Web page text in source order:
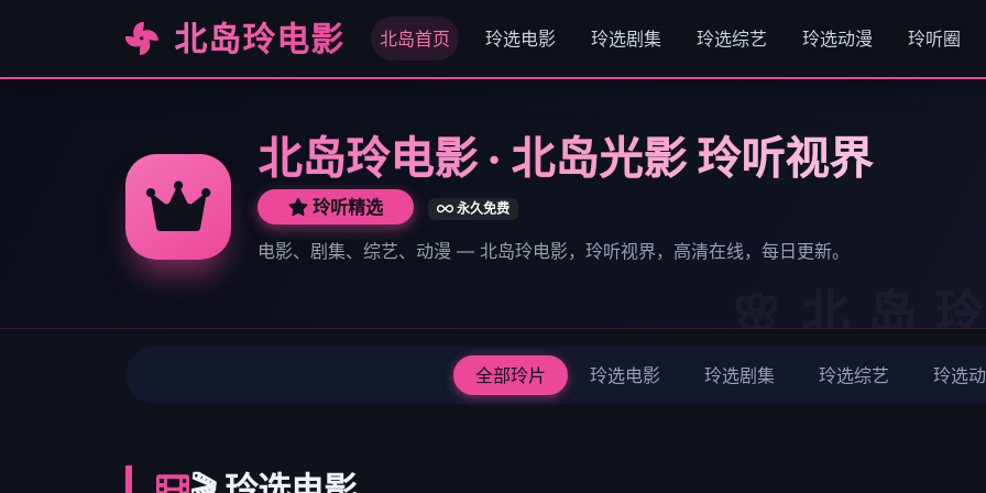
北岛玲电影 北岛首页 玲选电影 玲选剧集 玲选综艺 玲选动漫 玲听圈
北岛玲电影 · 北岛光影 玲听视界
玲听精选 永久免费
电影、剧集、综艺、动漫 — 北岛玲电影，玲听视界，高清在线，每日更新。
全部玲片 玲选电影 玲选剧集 玲选综艺 玲选